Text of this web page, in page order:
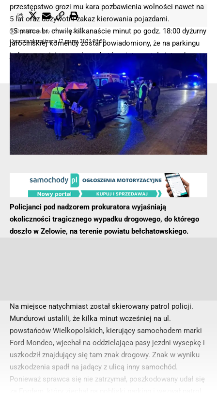
przestępstwo grozi mu kara pozbawienia wolności nawet na
5 lat oraz dożywotni zakaz kierowania pojazdami.
15 marca br. chwilę kilkanaście minut po godz. 18:00 dyżurny
jarocińskiej komendy został powiadomiony, że na parkingu
jednego z miejscowych marketów ujęty został nietrzeźwy
kierowca.
- Reklama -
Na miejsce natychmiast został skierowany patrol policji.
Mundurowi ustalili, że kilka minut wcześniej na ul.
powstańców Wielkopolskich, kierujący samochodem marki
Ford Mondeo, wjechał na oddzielająca pasy jezdni wysepkę i
uszkodził znajdujący się tam znak drogowy. Znak w wyniku
uszkodzenia spadł na jadący z ulicą inny samochód.
Ponieważ sprawca się nie zatrzymał, poszkodowany udał się
Ostatnia aktualizacja 17 marca 2023 09:50
Opublikowano 17 marca 2023
Policjanci pod nadzorem prokuratora wyjaśniają
okoliczności tragicznego wypadku drogowego, do którego
doszło w Zelowie, na terenie powiatu bełchatowskiego.